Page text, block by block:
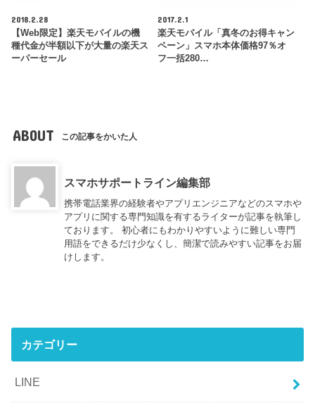
2018.2.28
【Web限定】楽天モバイルの機
種代金が半額以下が大量の楽天ス
ーパーセール
2017.2.1
楽天モバイル「真冬のお得キャン
ペーン」スマホ本体価格97％オ
フ一括280…
ABOUT この記事をかいた人
スマホサポートライン編集部
携帯電話業界の経験者やアプリエンジニアなどのスマホや
アプリに関する専門知識を有するライターが記事を執筆し
ております。 初心者にもわかりやすいように難しい専門
用語をできるだけ少なくし、簡潔で読みやすい記事をお届
けします。
カテゴリー
LINE